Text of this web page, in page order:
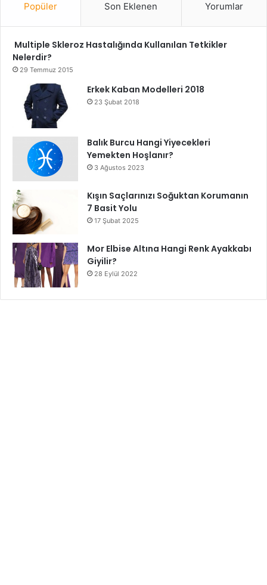
Popüler Son Eklenen Yorumlar
Multiple Skleroz Hastalığında Kullanılan Tetkikler
Nelerdir?
29 Temmuz 2015
Erkek Kaban Modelleri 2018
23 Şubat 2018
Balık Burcu Hangi Yiyecekleri
Yemekten Hoşlanır?
3 Ağustos 2023
Kışın Saçlarınızı Soğuktan Korumanın
7 Basit Yolu
17 Şubat 2025
Mor Elbise Altına Hangi Renk Ayakkabı
Giyilir?
28 Eylül 2022